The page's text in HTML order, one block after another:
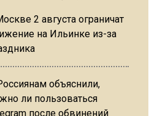
2 августа ограничат
на Ильинке из-за